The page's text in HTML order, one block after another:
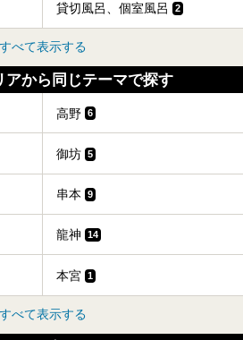
貸切風呂、個室風呂 2
すべて表示する
アから同じテーマで探す
高野 6
御坊 5
串本 9
龍神 14
本宮 1
すべて表示する